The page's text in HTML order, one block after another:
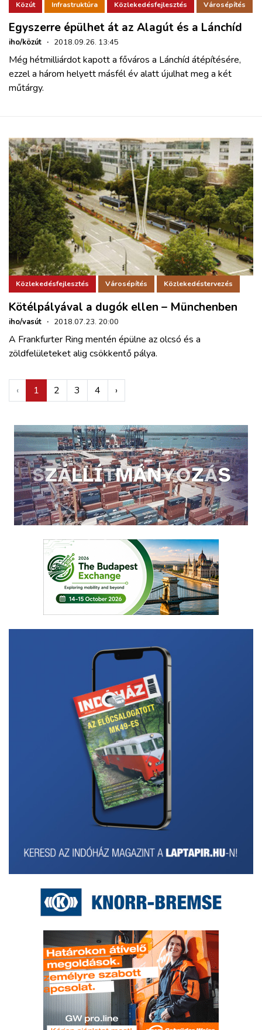
Közút Infrastruktúra Közlekedésfejlesztés Városépítés
Egyszerre épülhet át az Alagút és a Lánchíd
iho/közút · 2018.09.26. 13:45
Még hétmilliárdot kapott a főváros a Lánchíd átépítésére,
ezzel a három helyett másfél év alatt újulhat meg a két
műtárgy.
Közlekedésfejlesztés Városépítés Közlekedéstervezés
Kötélpályával a dugók ellen – Münchenben
iho/vasút · 2018.07.23. 20:00
A Frankfurter Ring mentén épülne az olcsó és a
zöldfelületeket alig csökkentő pálya.
‹ 1 2 3 4 ›